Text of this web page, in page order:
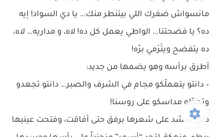
مانسواش ضفرك اللي بيتنطر منك… يا دي السواد! إيه
ده؟ يا فضحتنا… الواطي يعمل كل ده! لاه، و مداريه… لاه،
ده يتفضح ويتَرَمي برّه!
أطرق برأسه وهو يضمها من جديد:
– دانتو يتعملّكو مجام في الشرف والصبر… دانتو تجعدو
وتحطّو مداسكو على روسنا!
ظل يمسّد على شعرها برفق حتى أفاقت، وفتحت عينيها